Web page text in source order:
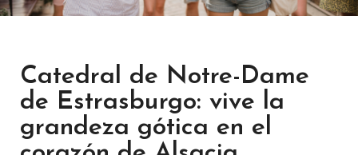
Catedral de Notre-Dame
de Estrasburgo: vive la
grandeza gótica en el